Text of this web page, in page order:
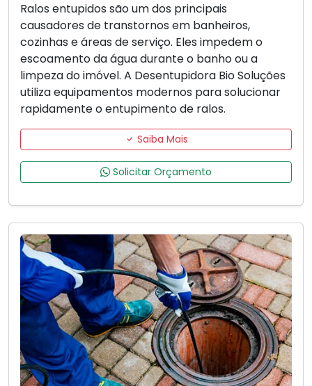
Ralos entupidos são um dos principais
causadores de transtornos em banheiros,
cozinhas e áreas de serviço. Eles impedem o
escoamento da água durante o banho ou a
limpeza do imóvel. A Desentupidora Bio Soluções
utiliza equipamentos modernos para solucionar
rapidamente o entupimento de ralos.
Saiba Mais
Solicitar Orçamento